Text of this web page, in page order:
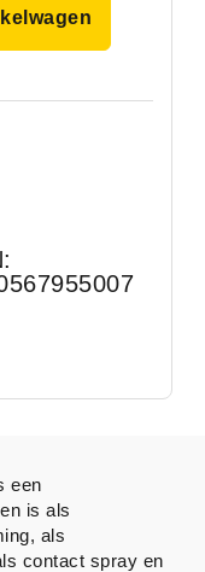
een
is als
als
contact spray en